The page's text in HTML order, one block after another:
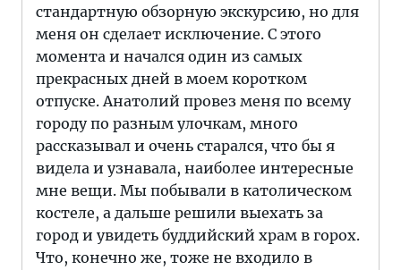
стандартную обзорную экскурсию, но для
меня он сделает исключение. С этого
момента и начался один из самых
прекрасных дней в моем коротком
отпуске. Анатолий провез меня по всему
городу по разным улочкам, много
рассказывал и очень старался, что бы я
видела и узнавала, наиболее интересные
мне вещи. Мы побывали в католическом
костеле, а дальше решили выехать за
город и увидеть буддийский храм в горох.
Что, конечно же, тоже не входило в